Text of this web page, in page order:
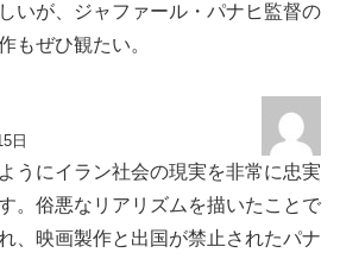
いが、ジャファール・パナヒ監督の
もぜひ観たい。
日
うにイラン社会の現実を非常に忠実
。俗悪なリアリズムを描いたことで
、映画製作と出国が禁止されたパナ